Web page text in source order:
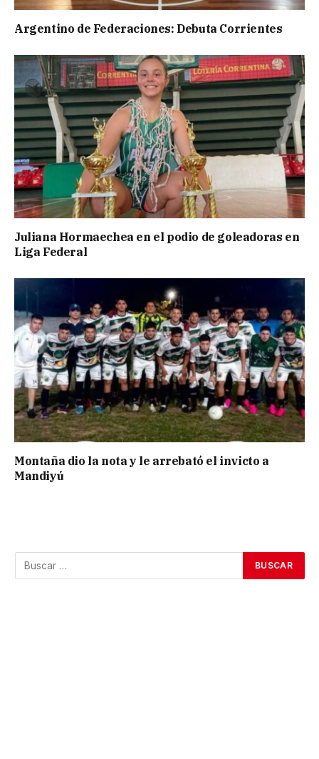
Argentino de Federaciones: Debuta Corrientes
Juliana Hormaechea en el podio de goleadoras en
Liga Federal
Montaña dio la nota y le arrebató el invicto a
Mandiyú